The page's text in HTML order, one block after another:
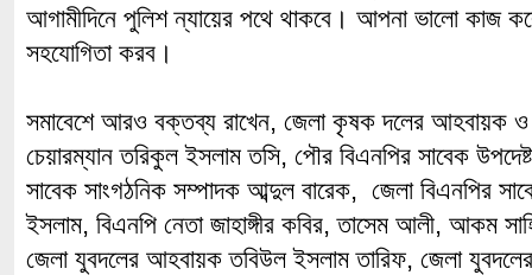
আগামীদিনে পুলিশ ন্যায়ের পথে থাকবে। আপনা ভালো কাজ
সহযোগিতা করব।
সমাবেশে আরও বক্তব্য রাখেন, জেলা কৃষক দলের আহবায়ক ও
চেয়ারম্যান তরিকুল ইসলাম তসি, পৌর বিএনপির সাবেক
সাবেক সাংগঠনিক সম্পাদক আব্দুল বারেক, জেলা বিএনপির
ইসলাম, বিএনপি নেতা জাহাঙ্গীর কবির, তাসেম আলী, আকম
জেলা যুবদলের আহবায়ক তবিউল ইসলাম তারিফ, জেলা